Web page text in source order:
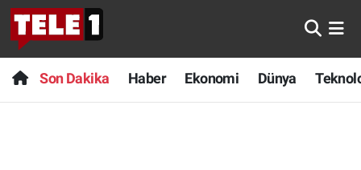
Son Dakika Haber Ekonomi Dünya
Anında Manşet
Başka Sohbetler
Son Dakika
Haber
Nöbetçi Eczaneler
Hava Durumu